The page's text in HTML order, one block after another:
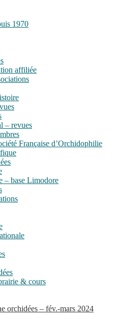
1970
affiliée
– revues
Française d’Orchidophilie
– base Limodore
& cours
orchidées – fév.-mars 2024